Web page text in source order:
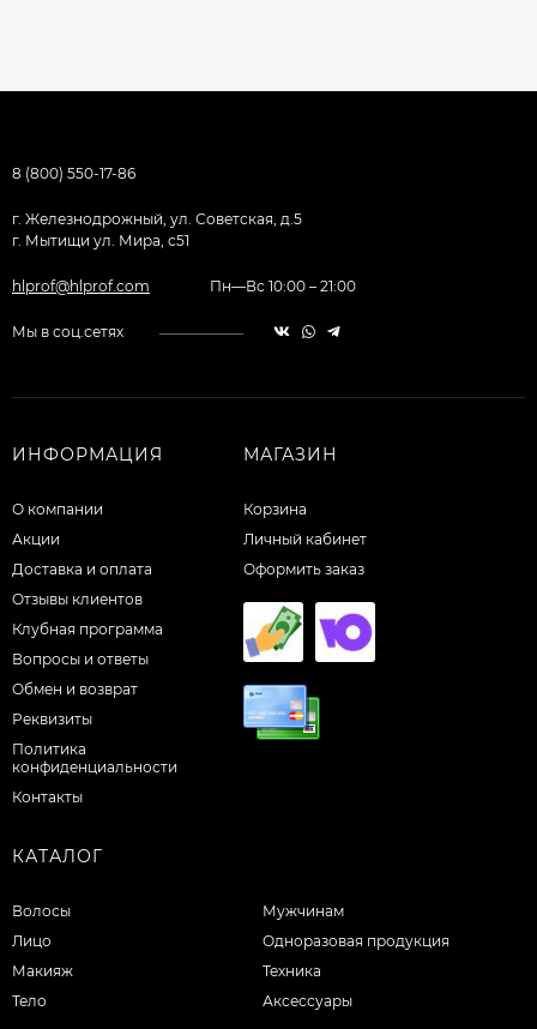
8 (800) 550-17-86
г. Железнодрожный, ул. Советская, д.5
г. Мытищи ул. Мира, с51
hlprof@hlprof.com Пн—Вс 10:00 – 21:00
Мы в соц.сетях
ИНФОРМАЦИЯ
О компании
Акции
Доставка и оплата
Отзывы клиентов
Клубная программа
Вопросы и ответы
Обмен и возврат
Реквизиты
Политика
конфиденциальности
Контакты
МАГАЗИН
Корзина
Личный кабинет
Оформить заказ
КАТАЛОГ
Волосы
Лицо
Макияж
Тело
Мужчинам
Одноразовая продукция
Техника
Аксессуары